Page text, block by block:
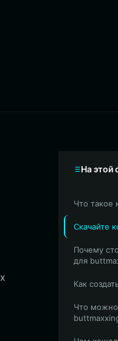
На этой
Что такое
Скачайте
Почему
для
Как
Что можно